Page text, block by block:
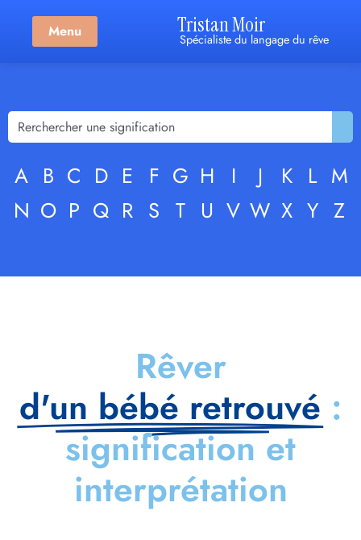
Menu Tristan Moir
Spécialiste du langage du rêve
A B C D E F G H I J K L M
N O P Q R S T U V W X Y Z
Rêver
d'un bébé retrouvé :
signification et
interprétation